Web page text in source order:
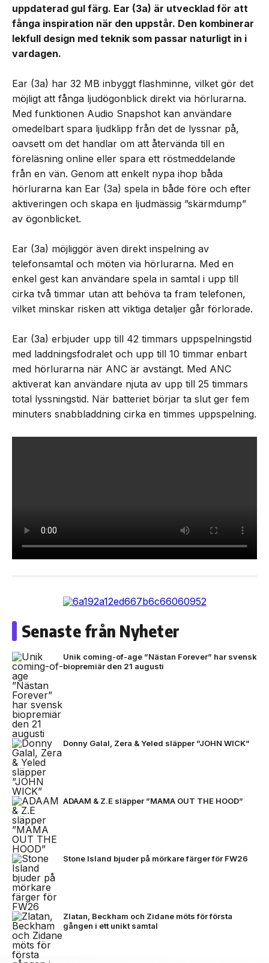
uppdaterad gul färg. Ear (3a) är utvecklad för att
fånga inspiration när den uppstår. Den kombinerar
lekfull design med teknik som passar naturligt in i
vardagen.
Ear (3a) har 32 MB inbyggt flashminne, vilket gör det
möjligt att fånga ljudögonblick direkt via hörlurarna.
Med funktionen Audio Snapshot kan användare
omedelbart spara ljudklipp från det de lyssnar på,
oavsett om det handlar om att återvända till en
föreläsning online eller spara ett röstmeddelande
från en vän. Genom att enkelt nypa ihop båda
hörlurarna kan Ear (3a) spela in både före och efter
aktiveringen och skapa en ljudmässig ”skärmdump”
av ögonblicket.
Ear (3a) möjliggör även direkt inspelning av
telefonsamtal och möten via hörlurarna. Med en
enkel gest kan användare spela in samtal i upp till
cirka två timmar utan att behöva ta fram telefonen,
vilket minskar risken att viktiga detaljer går förlorade.
Ear (3a) erbjuder upp till 42 timmars uppspelningstid
med laddningsfodralet och upp till 10 timmar enbart
med hörlurarna när ANC är avstängt. Med ANC
aktiverat kan användare njuta av upp till 25 timmars
total lyssningstid. När batteriet börjar ta slut ger fem
minuters snabbladdning cirka en timmes uppspelning.
Senaste från Nyheter
Unik coming-of-age ”Nästan Forever” har svensk
biopremiär den 21 augusti
Donny Galal, Zera & Yeled släpper ”JOHN WICK”
ADAAM & Z.E släpper ”MAMA OUT THE HOOD”
Stone Island bjuder på mörkare färger för FW26
Zlatan, Beckham och Zidane möts för första
gången i ett unikt samtal